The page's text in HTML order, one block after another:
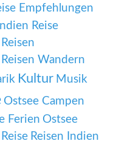
Empfehlungen
Indien Reise
Reisen Wandern
Kultur Musik
Ostsee Campen
Ferien Ostsee
Reise Reisen Indien